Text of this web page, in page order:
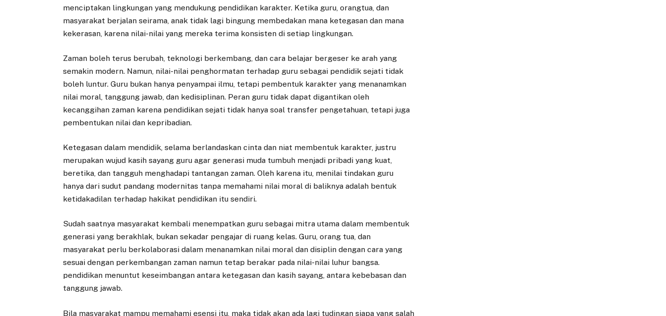
menciptakan lingkungan yang mendukung pendidikan karakter. Ketika guru, orangtua, dan
masyarakat berjalan seirama, anak tidak lagi bingung membedakan mana ketegasan dan mana
kekerasan, karena nilai-nilai yang mereka terima konsisten di setiap lingkungan.
Zaman boleh terus berubah, teknologi berkembang, dan cara belajar bergeser ke arah yang
semakin modern. Namun, nilai-nilai penghormatan terhadap guru sebagai pendidik sejati tidak
boleh luntur. Guru bukan hanya penyampai ilmu, tetapi pembentuk karakter yang menanamkan
nilai moral, tanggung jawab, dan kedisiplinan. Peran guru tidak dapat digantikan oleh
kecanggihan zaman karena pendidikan sejati tidak hanya soal transfer pengetahuan, tetapi juga
pembentukan nilai dan kepribadian.
Ketegasan dalam mendidik, selama berlandaskan cinta dan niat membentuk karakter, justru
merupakan wujud kasih sayang guru agar generasi muda tumbuh menjadi pribadi yang kuat,
beretika, dan tangguh menghadapi tantangan zaman. Oleh karena itu, menilai tindakan guru
hanya dari sudut pandang modernitas tanpa memahami nilai moral di baliknya adalah bentuk
ketidakadilan terhadap hakikat pendidikan itu sendiri.
Sudah saatnya masyarakat kembali menempatkan guru sebagai mitra utama dalam membentuk
generasi yang berakhlak, bukan sekadar pengajar di ruang kelas. Guru, orang tua, dan
masyarakat perlu berkolaborasi dalam menanamkan nilai moral dan disiplin dengan cara yang
sesuai dengan perkembangan zaman namun tetap berakar pada nilai-nilai luhur bangsa.
pendidikan menuntut keseimbangan antara ketegasan dan kasih sayang, antara kebebasan dan
tanggung jawab.
Bila masyarakat mampu memahami esensi itu, maka tidak akan ada lagi tudingan siapa yang salah